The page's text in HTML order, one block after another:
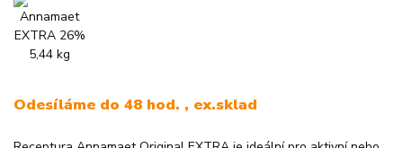
Odesíláme do 48 hod. , ex.sklad